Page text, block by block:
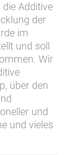
Additive
der
im
und soll
Wir
über den
und
und vieles